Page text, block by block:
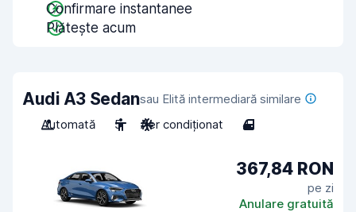
Confirmare instantanee
Plătește acum
Audi A3 Sedansau Elită intermediară similare
Automată
5 Aer condiționat 4
367,84 RON
pe zi
Anulare gratuită